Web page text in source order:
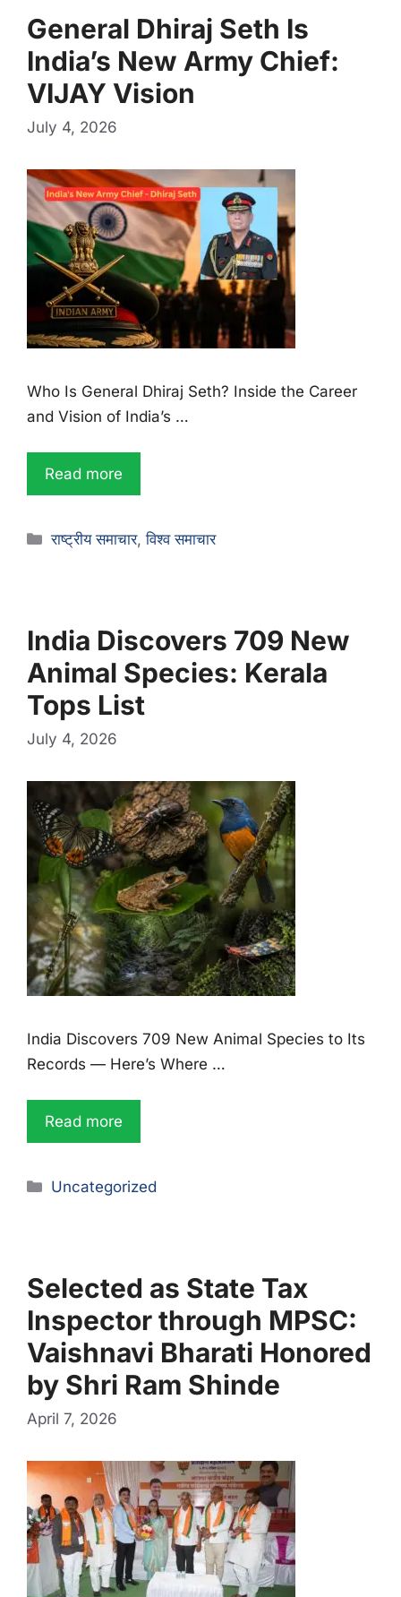
General Dhiraj Seth Is
India’s New Army Chief:
VIJAY Vision
July 4, 2026
Who Is General Dhiraj Seth? Inside the Career
and Vision of India’s …
Read more
राष्ट्रीय समाचार,विश्व समाचार
India Discovers 709 New
Animal Species: Kerala
Tops List
July 4, 2026
India Discovers 709 New Animal Species to Its
Records — Here’s Where …
Read more
Uncategorized
Selected as State Tax
Inspector through MPSC:
Vaishnavi Bharati Honored
by Shri Ram Shinde
April 7, 2026